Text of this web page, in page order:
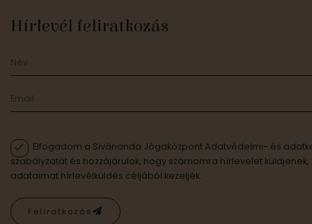
Hírlevél feliratkozás
Elfogadom a Sivánanda Jógaközpont Adatvédelmi- és
szabályzatát és hozzájárulok, hogy számomra hírlevelet küldjenek,
adataimat hírlevélküldés céljából kezeljék.
Feliratkozás